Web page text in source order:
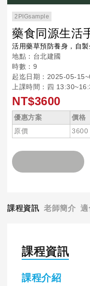
2PIGsample
藥食同源生活
活用藥草預防養身，自製
地點：台北建國
時數：9
起迄日期：2025-05-
上課時間：四
NT$3600
優惠方案 價格
原價
3600
課程資訊 老師簡介
課程資訊
課程介紹